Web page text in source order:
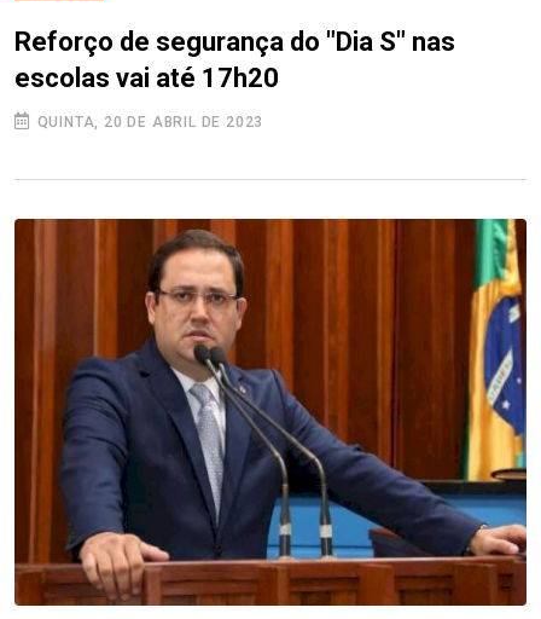
Reforço de segurança do "Dia S" nas
escolas vai até 17h20
QUINTA, 20 DE ABRIL DE 2023